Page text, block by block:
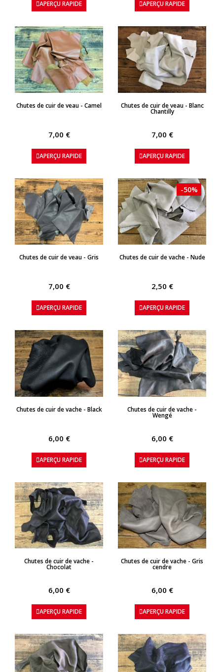
APERÇU RAPIDE APERÇU RAPIDE
APERÇU RAPIDE
Chutes de cuir de veau - Camel
7,00 €
APERÇU RAPIDE
APERÇU RAPIDE
Chutes de cuir de veau - Blanc
Chantilly
7,00 €
APERÇU RAPIDE
APERÇU RAPIDE
Chutes de cuir de veau - Gris
7,00 €
APERÇU RAPIDE
APERÇU RAPIDE
-50%
Chutes de cuir de vache - Nude
2,50 €
APERÇU RAPIDE
APERÇU RAPIDE
Chutes de cuir de vache - Black
6,00 €
APERÇU RAPIDE
APERÇU RAPIDE
Chutes de cuir de vache -
Wengé
6,00 €
APERÇU RAPIDE
APERÇU RAPIDE
Chutes de cuir de vache -
Chocolat
6,00 €
APERÇU RAPIDE
APERÇU RAPIDE
Chutes de cuir de vache - Gris
cendre
6,00 €
APERÇU RAPIDE